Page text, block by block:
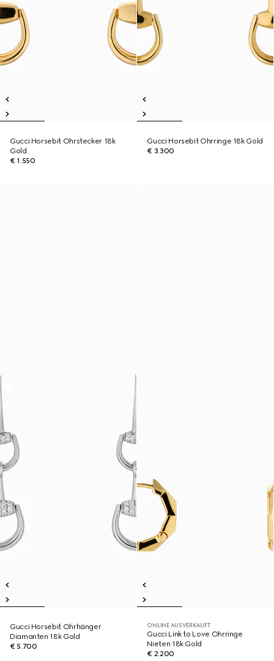
Gucci Horsebit Ohrstecker 18k
Gold
€ 1.550
Gucci Horsebit Ohrringe 18k Gold
€ 3.300
Gucci Horsebit Ohrhänger
Diamanten 18k Gold
€ 5.700
ONLINE AUSVERKAUFT
Gucci Link to Love Ohrringe
Nieten 18k Gold
€ 2.200